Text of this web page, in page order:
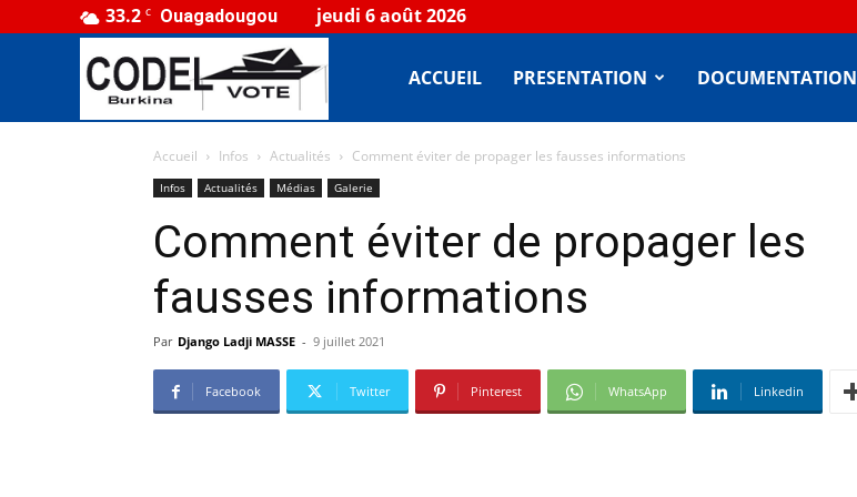
33.2 C Ouagadougou jeudi 6 août 2026
Burkina
ACCUEIL PRESENTATION DOCUMENTATION
Accueil Infos Actualités Comment éviter de propager les fausses informations
Infos Actualités Médias Galerie
Comment éviter de propager les
fausses informations
Par Django Ladji MASSE - 9 juillet 2021
Facebook Twitter Pinterest WhatsApp Linkedin